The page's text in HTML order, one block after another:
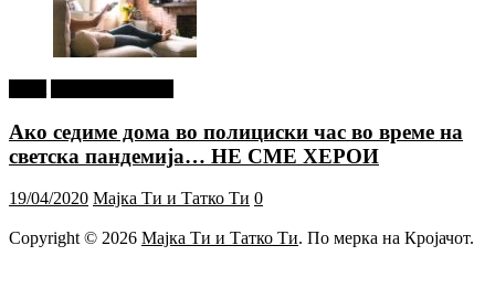
Ако седиме дома во полициски час во време на
светска пандемија… НЕ СМЕ ХЕРОИ
19/04/2020 Мајка Ти и Татко Ти 0
Copyright © 2026 Мајка Ти и Татко Ти. По мерка на Кројачот.